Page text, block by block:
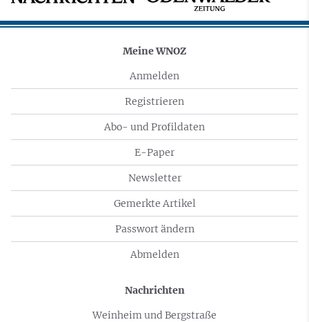
Meine WNOZ
Anmelden
Registrieren
Abo- und Profildaten
E-Paper
Newsletter
Gemerkte Artikel
Passwort ändern
Abmelden
Nachrichten
Weinheim und Bergstraße